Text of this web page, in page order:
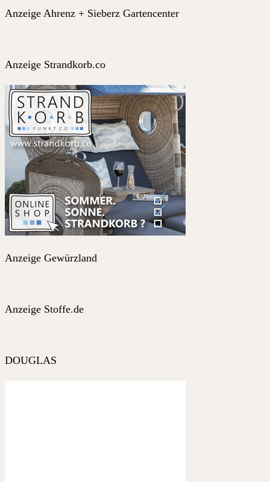
Anzeige Ahrenz + Sieberz Gartencenter
Anzeige Strandkorb.co
Anzeige Gewürzland
Anzeige Stoffe.de
DOUGLAS